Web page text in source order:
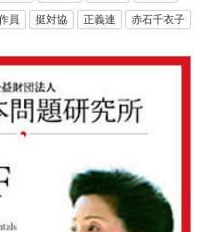
員 挺対協 正義連 赤石千衣子